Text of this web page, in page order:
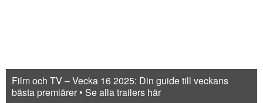
Film och TV – Vecka 16 2025: Din guide till veckans
bästa premiärer • Se alla trailers här